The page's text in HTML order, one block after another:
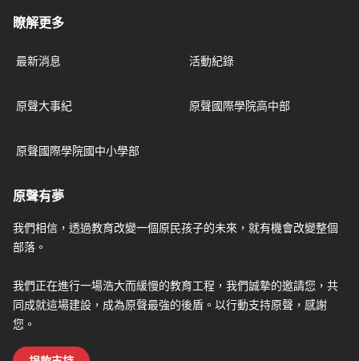
瞭解更多
最新消息 活動紀錄
原聲大事紀 原聲國際學院高中部
原聲國際學院國中小學部
原聲有夢
我們相信，透過教育改變一個原民孩子的未來，就有機會改變整個
部落。
我們正在進行一場浩大而緩慢的教育工程，我們誠摯的邀請您，共
同成就這場建設，成為原聲最強的後盾。以行動支持原聲，感謝
您。